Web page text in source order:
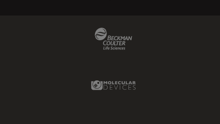
Molecular Devices Link